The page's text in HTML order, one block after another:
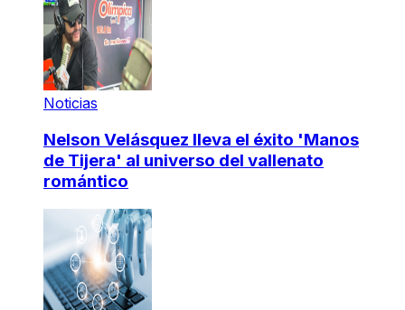
Noticias
Nelson Velásquez lleva el éxito 'Manos
de Tijera' al universo del vallenato
romántico